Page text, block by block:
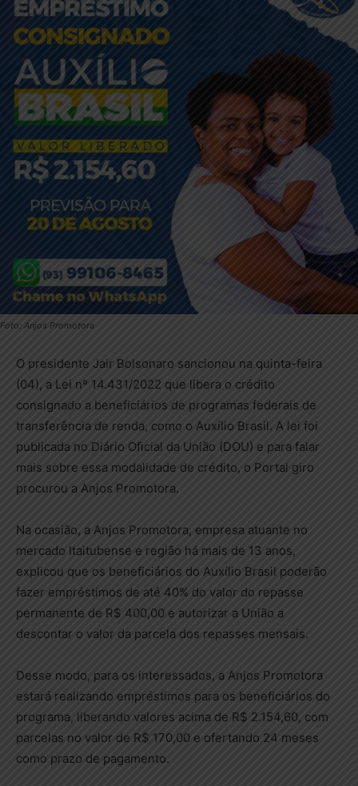
Foto: Anjos Promotora
O presidente Jair Bolsonaro sancionou na quinta-feira
(04), a Lei nº 14.431/2022 que libera o crédito
consignado a beneficiários de programas federais de
transferência de renda, como o Auxílio Brasil. A lei foi
publicada no Diário Oficial da União (DOU) e para falar
mais sobre essa modalidade de crédito, o Portal giro
procurou a Anjos Promotora.
Na ocasião, a Anjos Promotora, empresa atuante no
mercado Itaitubense e região há mais de 13 anos,
explicou que os beneficiários do Auxílio Brasil poderão
fazer empréstimos de até 40% do valor do repasse
permanente de R$ 400,00 e autorizar a União a
descontar o valor da parcela dos repasses mensais.
Desse modo, para os interessados, a Anjos Promotora
estará realizando empréstimos para os beneficiários do
programa, liberando valores acima de R$ 2.154,60, com
parcelas no valor de R$ 170,00 e ofertando 24 meses
como prazo de pagamento.